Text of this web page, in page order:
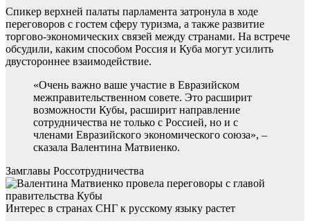
Спикер верхней палаты парламента затронула в ходе
переговоров с гостем сферу туризма, а также развитие
торгово-экономических связей между странами. На встрече
обсудили, каким способом Россия и Куба могут усилить
двустороннее взаимодействие.
«Очень важно ваше участие в Евразийском
межправительственном совете. Это расширит
возможности Кубы, расширит направление
сотрудничества не только с Россией, но и с
членами Евразийского экономического союза», –
сказала Валентина Матвиенко.
Замглавы Россотрудничества
Интерес в странах СНГ к русскому языку растет